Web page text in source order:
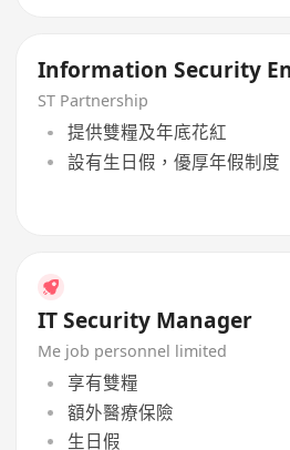
Information Security
ST Partnership
提供雙糧及年底花紅
設有生日假，優厚年假制度
IT Security Manager
Me job personnel limited
享有雙糧
額外醫療保險
生日假